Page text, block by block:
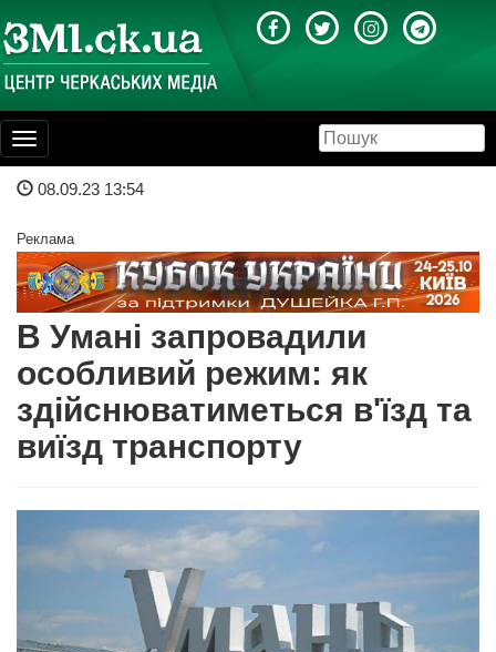
Toggle
navigation
08.09.23 13:54
Реклама
В Умані запровадили
особливий режим: як
здійснюватиметься в'їзд та
виїзд транспорту